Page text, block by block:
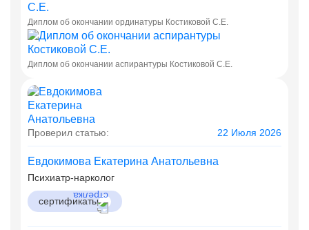
Диплом об окончании ординатуры Костиковой С.Е.
Диплом об окончании аспирантуры Костиковой С.Е.
Проверил статью: 22 Июля 2026
Евдокимова Екатерина Анатольевна
Психиатр-нарколог
сертификаты